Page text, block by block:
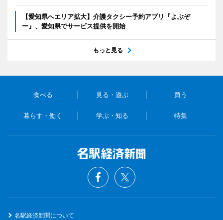
【愛知県へエリア拡大】介護タクシー予約アプリ『よぶぞ
ー』、愛知県でサービス提供を開始
もっと見る
食べる 見る・遊ぶ 買う
暮らす・働く 学ぶ・知る 特集
名駅経済新聞について